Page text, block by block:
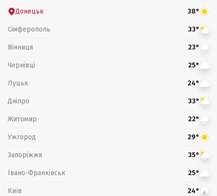
Донецьк 38°
Сімферополь 33°
Вінниця 23°
Чернівці 25°
Луцьк 24°
Дніпро 33°
Житомир 22°
Ужгород 29°
Запоріжжя 35°
Івано-Франківськ 25°
Київ 24°